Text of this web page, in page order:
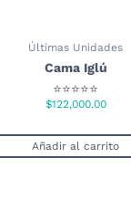
Últimas Unidades
Cama Iglú
⭐⭐⭐⭐⭐
$122,000.00
Añadir al carrito